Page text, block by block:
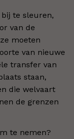
bij te sleuren,
van de
moeten
van nieuwe
transfer van
staan,
die welvaart
de grenzen
te nemen?